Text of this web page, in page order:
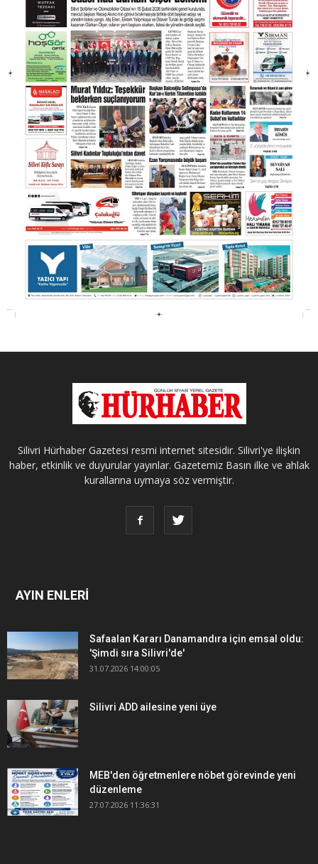
Silivri Hürhaber Gazetesi resmi internet sitesidir. Silivri'ye ilişkin
haber, etkinlik ve duyurular yayınlar. Gazetemiz Basın ilke ve ahlak
kurallarına uymaya söz vermiştir.
AYIN ENLERİ
Safaalan Kararı Danamandıra için emsal oldu:
'Şimdi sıra Silivri'de'
31.07.2026 14:00:05
Silivri ADD ailesine yeni üye
MEB'den öğretmenlere nöbet görevinde yeni
düzenleme
27.07.2026 11:36:31